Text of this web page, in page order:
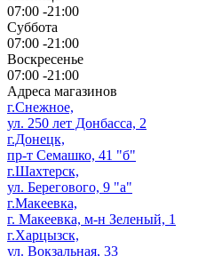
07:00 -21:00
Суббота
07:00 -21:00
Воскресенье
07:00 -21:00
Адреса магазинов
г.Снежное,
ул. 250 лет Донбасса, 2
г.Донецк,
пр-т Семашко, 41 "б"
г.Шахтерск,
ул. Берегового, 9 "а"
г.Макеевка,
г. Макеевка, м-н Зеленый, 1
г.Харцызск,
ул. Вокзальная, 33